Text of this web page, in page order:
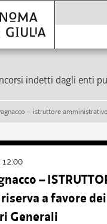
indetti dagli enti
amministrativo contabile – cat. c –
–
riserva a favore
Generali